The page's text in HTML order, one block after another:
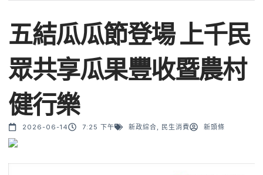
五結瓜瓜節登場 上千民
眾共享瓜果豐收暨農村
健行樂
2026-06-14 7:25 下午 新政綜合 民生消費 新頭條